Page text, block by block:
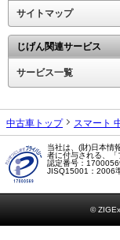
サイトマップ
じげん関連サービス
サービス一覧
中古車トップ スマート
当社は、(財)日本情
者に付与される、「
認定番号：
JISQ15001：2006
©